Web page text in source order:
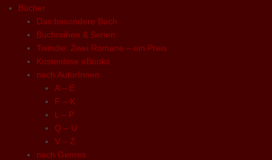
Bücher
Das besondere Buch
Buchreihen & Serien
Twindie: Zwei Romane – ein Preis
Kostenlose eBooks
nach AutorInnen
A – E
F – K
L – P
Q – U
V – Z
nach Genres